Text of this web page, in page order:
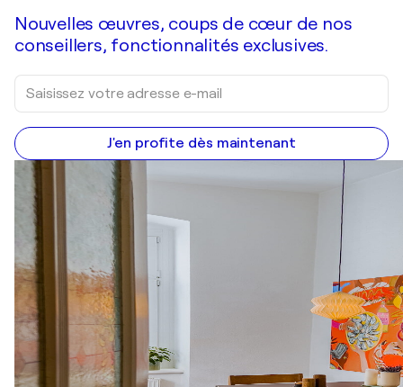
Nouvelles œuvres, coups de cœur de nos
conseillers, fonctionnalités exclusives.
J'en profite dès maintenant